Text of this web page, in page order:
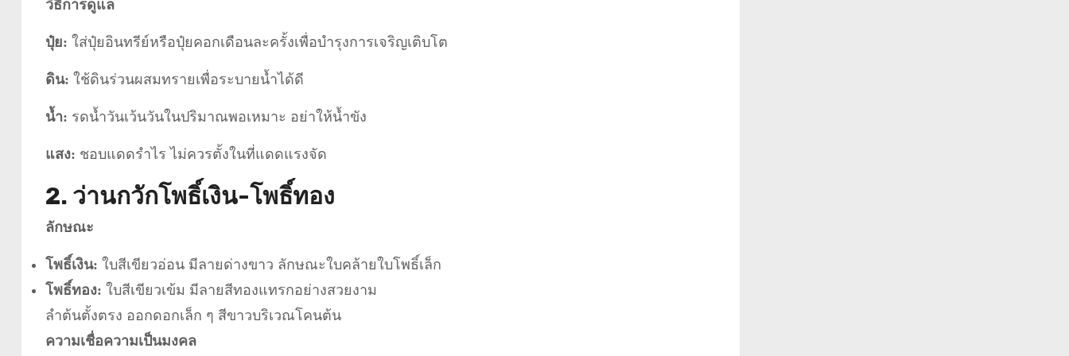
วิธีการดูแล
ปุ๋ย: ใส่ปุ๋ยอินทรีย์หรือปุ๋ยคอกเดือนละครั้งเพื่อบำรุงการเจริญเติบโต
ดิน: ใช้ดินร่วนผสมทรายเพื่อระบายน้ำได้ดี
น้ำ: รดน้ำวันเว้นวันในปริมาณพอเหมาะ อย่าให้น้ำขัง
แสง: ชอบแดดรำไร ไม่ควรตั้งในที่แดดแรงจัด
2. ว่านกวักโพธิ์เงิน-โพธิ์ทอง
ลักษณะ
โพธิ์เงิน: ใบสีเขียวอ่อน มีลายด่างขาว ลักษณะใบคล้ายใบโพธิ์เล็ก
โพธิ์ทอง: ใบสีเขียวเข้ม มีลายสีทองแทรกอย่างสวยงาม
ลำต้นตั้งตรง ออกดอกเล็ก ๆ สีขาวบริเวณโคนต้น
ความเชื่อความเป็นมงคล